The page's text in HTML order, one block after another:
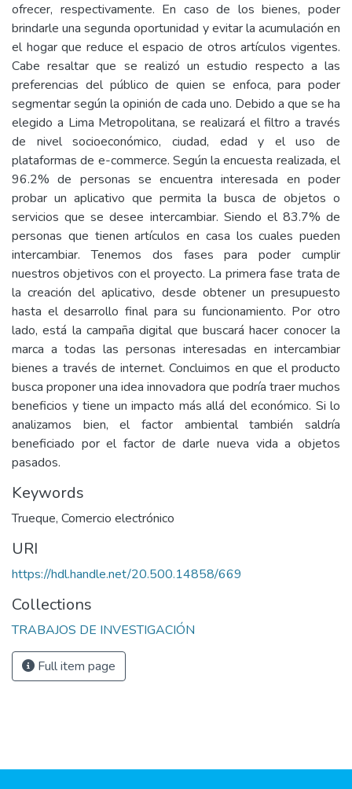
ofrecer, respectivamente. En caso de los bienes, poder
brindarle una segunda oportunidad y evitar la acumulación en
el hogar que reduce el espacio de otros artículos vigentes.
Cabe resaltar que se realizó un estudio respecto a las
preferencias del público de quien se enfoca, para poder
segmentar según la opinión de cada uno. Debido a que se ha
elegido a Lima Metropolitana, se realizará el filtro a través
de nivel socioeconómico, ciudad, edad y el uso de
plataformas de e-commerce. Según la encuesta realizada, el
96.2% de personas se encuentra interesada en poder
probar un aplicativo que permita la busca de objetos o
servicios que se desee intercambiar. Siendo el 83.7% de
personas que tienen artículos en casa los cuales pueden
intercambiar. Tenemos dos fases para poder cumplir
nuestros objetivos con el proyecto. La primera fase trata de
la creación del aplicativo, desde obtener un presupuesto
hasta el desarrollo final para su funcionamiento. Por otro
lado, está la campaña digital que buscará hacer conocer la
marca a todas las personas interesadas en intercambiar
bienes a través de internet. Concluimos en que el producto
busca proponer una idea innovadora que podría traer muchos
beneficios y tiene un impacto más allá del económico. Si lo
analizamos bien, el factor ambiental también saldría
beneficiado por el factor de darle nueva vida a objetos
pasados.
Keywords
Trueque, Comercio electrónico
URI
https://hdl.handle.net/20.500.14858/669
Collections
TRABAJOS DE INVESTIGACIÓN
Full item page